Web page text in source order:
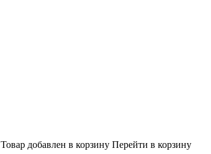
Товар добавлен в корзину Перейти в корзину